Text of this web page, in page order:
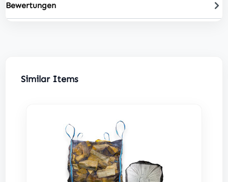
Bewertungen
Produktgalerie überspringen
Similar Items